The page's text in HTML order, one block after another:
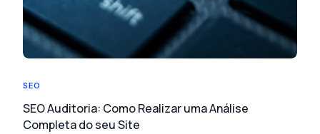
SEO
SEO Auditoria: Como Realizar uma Análise
Completa do seu Site